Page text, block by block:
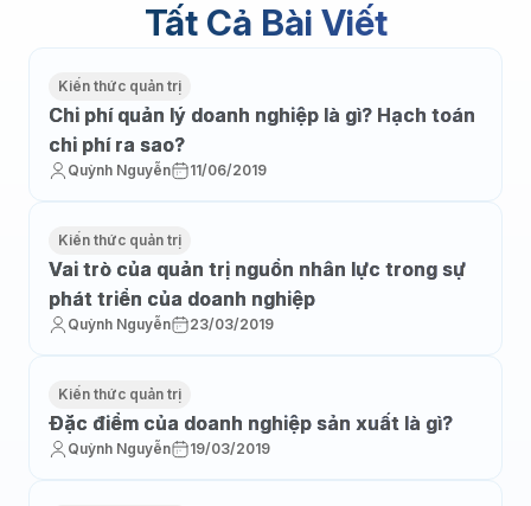
Tất Cả Bài Viết
Kiến thức quản trị
Chi phí quản lý doanh nghiệp là gì? Hạch toán
chi phí ra sao?
Quỳnh Nguyễn 11/06/2019
Kiến thức quản trị
Vai trò của quản trị nguồn nhân lực trong sự
phát triển của doanh nghiệp
Quỳnh Nguyễn 23/03/2019
Kiến thức quản trị
Đặc điểm của doanh nghiệp sản xuất là gì?
Quỳnh Nguyễn 19/03/2019